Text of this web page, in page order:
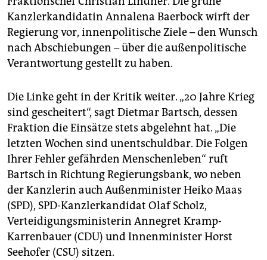
Kanzlerkandidatin Annalena Baerbock wirft der
Regierung vor, innenpolitische Ziele – den Wunsch
nach Abschiebungen – über die außenpolitische
Verantwortung gestellt zu haben.
Die Linke geht in der Kritik weiter. „20 Jahre Krieg
sind gescheitert“, sagt Dietmar Bartsch, dessen
Fraktion die Einsätze stets abgelehnt hat. „Die
letzten Wochen sind unentschuldbar. Die Folgen
Ihrer Fehler gefährden Menschenleben“ ruft
Bartsch in Richtung Regierungsbank, wo neben
der Kanzlerin auch Außenminister Heiko Maas
(SPD), SPD-Kanzlerkandidat Olaf Scholz,
Verteidigungsministerin Annegret Kramp-
Karrenbauer (CDU) und Innenminister Horst
Seehofer (CSU) sitzen.